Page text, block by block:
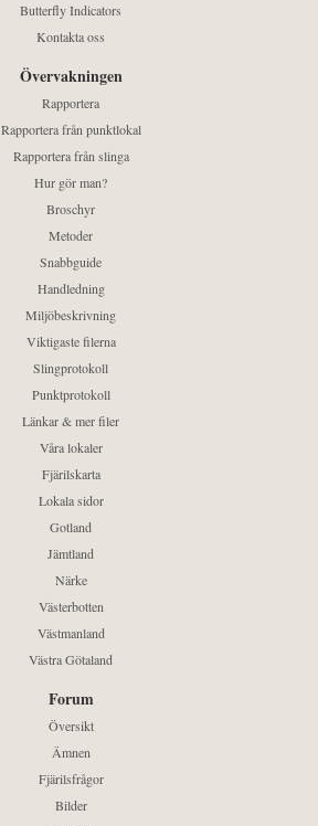
Butterfly Indicators
Kontakta oss
Övervakningen
Rapportera
Rapportera från punktlokal
Rapportera från slinga
Hur gör man?
Broschyr
Metoder
Snabbguide
Handledning
Miljöbeskrivning
Viktigaste filerna
Slingprotokoll
Punktprotokoll
Länkar & mer filer
Våra lokaler
Fjärilskarta
Lokala sidor
Gotland
Jämtland
Närke
Västerbotten
Västmanland
Västra Götaland
Forum
Översikt
Ämnen
Fjärilsfrågor
Bilder